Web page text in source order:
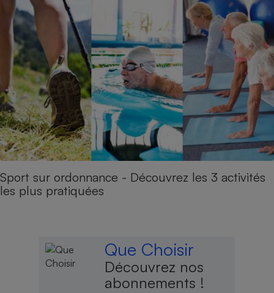
Sport sur ordonnance - Découvrez les 3 activités
les plus pratiquées
Que Choisir
Découvrez nos
abonnements !